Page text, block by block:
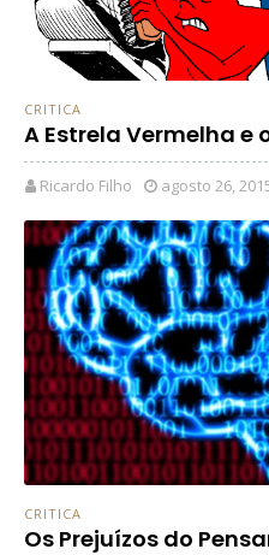
CRITICA
A Estrela Vermelha e
Ricardo Filho agosto 26,
CRITICA
Os Prejuízos do